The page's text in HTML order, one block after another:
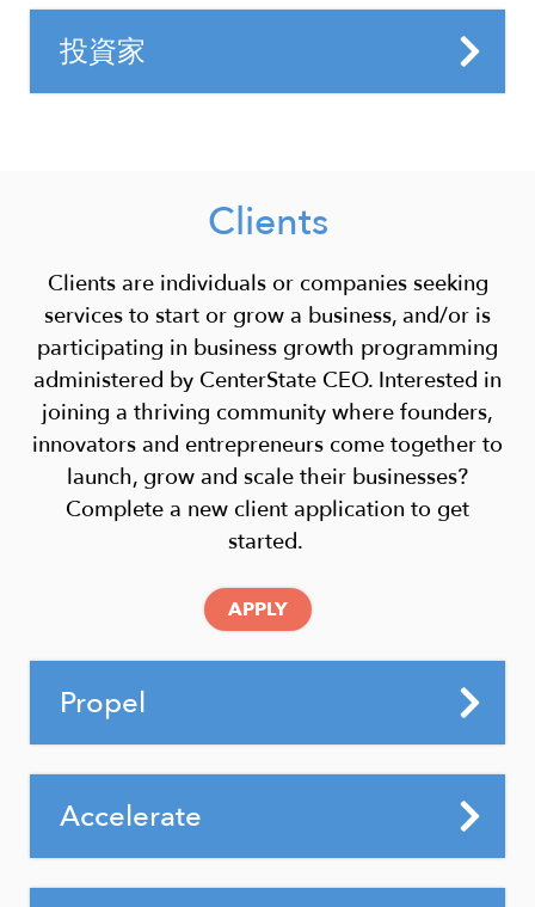
に加えて、次のメリットがあります。
オンラインディレクトリにロゴと75語
追加の無料カテゴリリスト（価値
$80.00）
3 他の CenterState CEO メンバーへの
紹介
会員限定価格で、ほとんどの CEO プロ
グラムやイベントに参加できる招待。
これには、他の主要な意思決定者との
独占的なネットワーキングの機会であ
グ イベントへの招待も含まれます。
事業所会員ステッカー
政府関係委員会に参加する能力
CEOから複数の従業員へのコミュニケ
ーション
印刷されたニュースレター広告、ネッ
トワーキング イベントでのテーブル デ
ィスプレイ、Web サイト広告、オンラ
で関与する機会があります。
年次ビジネスレビューに加えて、あな
たとあなたのチームにシニアメンバー
り当てられます。
「クリック」コミュニティとリソース
へのアクセス
オンラインディレクトリにロゴと150語
の会社概要を掲載
追加の無料カテゴリリスト（価値
$80.00）
オンラインビジネスディレクトリに4つ
会員限定価格でほとんどの CEO プログ
ラムやイベントに参加できる招待
（Signature Access Networking イベン
トへの招待を含む）
事業所会員ステッカー
アンバサダー委員会への参加資格
て、エグゼクティブ パートナーはイノベー
ションの先導と地域経済の変革において果
参加する機会があります。
え、以下の特典があります。
上級会員/ビジネス開発担当者があなた
とあなたのチームと協力して、ビジネ
スの成長とコミュニティの取り組みを
支援するソリューション、年次ビジネ
スレビューなどについて取り組みま
す。
主な連絡先とスタッフ2名を2回の投資
CEOの戦略的な経済およびコミュニテ
ィ開発イニシアチブについて主要なビ
ジネスリーダーと戦略的に話し合う。
特定されたビジネス成長の機会に基づ
いて、CenterState CEOメンバーへの
最大10件の紹介
該当する場合、主要な地域経済および
Title
投資家
Details
投資家は 250 社を超える会員企業を代表
ています。当社の投資家は、新しいプロジ
ミュニティの新たなレベルの認知度と影響
力の獲得を目指す中で、コンシェルジュ レ
ベルのサービスを受けられます。
主な特典 - エグゼクティブ パートナーのす
べての特典に加えて、次の特典もご利用い
ただけます。
CenterStateの専任のCEO上級管理職の
担当者が、お客様とお客様のチームと
連携してカスタマイズされた取り組み
を行い、機会を捉えて競争力を高めま
含まれます。
特定されたビジネス成長の機会に基づ
いて、CenterState CEOメンバーへの
無制限の紹介
CEO関連の作業グループや特別プロジ
ェクトへの参加の期待/招待
主な連絡先とスタッフ2名をすべての投
Clients
Text
Block
Clients are individuals or companies seeking
services to start or grow a business, and/or is
participating in business growth programming
administered by CenterState CEO. Interested in
joining a thriving community where founders,
innovators and entrepreneurs come together to
launch, grow and scale their businesses?
Complete a new client application to get
started.
APPLY
Title
Propel
Details
Ideal For:
Early-stage founders
Title
Accelerate
Details
Ideal For: